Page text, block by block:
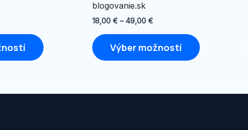
produktu.
blogovanie.sk
18,00 € – 49,00 €
Výber možností
produktu.